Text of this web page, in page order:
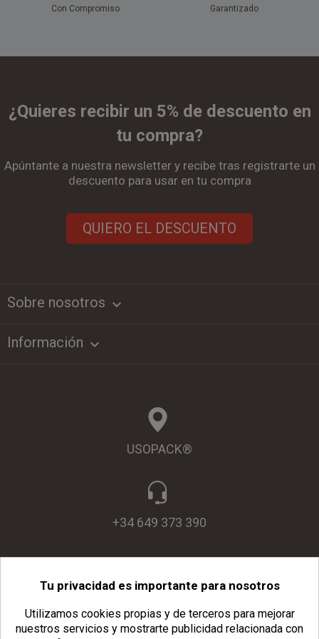
Con Compromiso Garantizado
¿Quieres recibir un 5% de descuento en
tu compra?
Apúntante a nuestra newsletter y recibe tras registrarte un
descuento para usar en tu compra
QUIERO EL DESCUENTO
Sobre nosotros keyboard_arrow_down
Información 
USOPACK®
+34 649 373 390
info@usopack.com
Tu privacidad es importante para nosotros
Utilizamos cookies propias y de terceros para mejorar
nuestros servicios y mostrarte publicidad relacionada con